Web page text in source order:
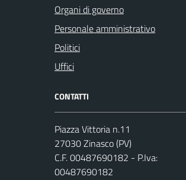
Organi di governo
Personale amministrativo
Politici
Uffici
CONTATTI
Piazza Vittoria n.11
27030 Zinasco (PV)
C.F. 00487690182 - P.Iva:
00487690182